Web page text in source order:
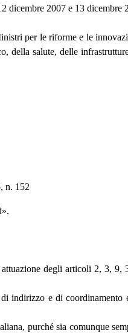
dicembre 2007 e 13 dicembre
per le riforme e le
della salute, delle
n. 152
degli articoli 2, 3,
indirizzo e di coordinamento
purché sia comunque